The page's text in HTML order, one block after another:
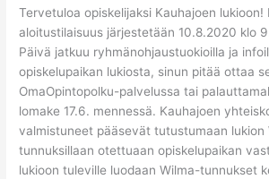
Tervetuloa opiskelijaksi Kauhajoen lukioon!
aloitustilaisuus järjestetään 10.8.2020 klo
Päivä jatkuu ryhmänohjaustuokioilla ja
opiskelupaikan lukiosta, sinun pitää ottaa
OmaOpintopolku-palvelussa tai
lomake 17.6. mennessä. Kauhajoen
valmistuneet pääsevät tutustumaan lukion
tunnuksillaan otettuaan opiskelupaikan
lukioon tuleville luodaan Wilma-tunnukset